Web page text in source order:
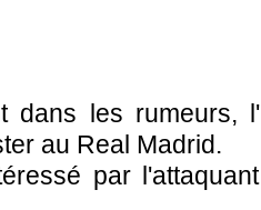
dans les rumeurs,
au Real Madrid.
par